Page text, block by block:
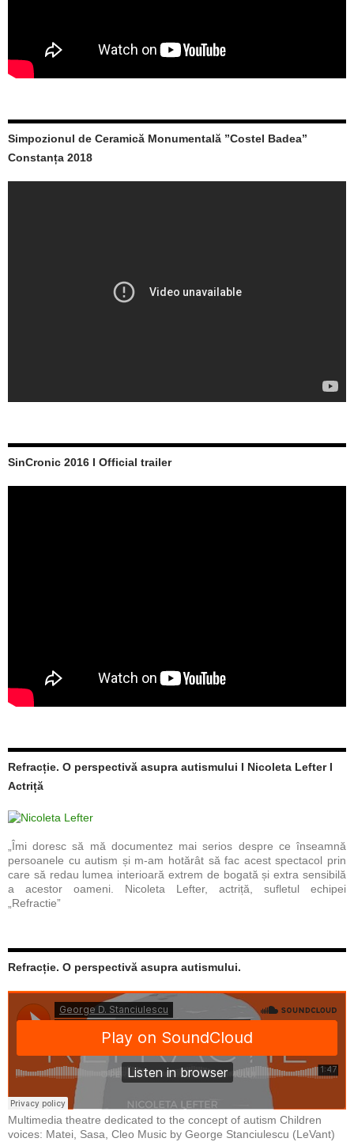
Simpozionul de Ceramică Monumentală ”Costel Badea”
Constanța 2018
SinCronic 2016 I Official trailer
Refracție. O perspectivă asupra autismului I Nicoleta Lefter I
Actriță
„Îmi doresc să mă documentez mai serios despre ce înseamnă
persoanele cu autism și m-am hotărât să fac acest spectacol prin
care să redau lumea interioară extrem de bogată și extra sensibilă
a acestor oameni. Nicoleta Lefter, actriță, sufletul echipei
„Refractie”
Refracție. O perspectivă asupra autismului.
Multimedia theatre dedicated to the concept of autism Children
voices: Matei, Sasa, Cleo Music by George Stanciulescu (LeVant)